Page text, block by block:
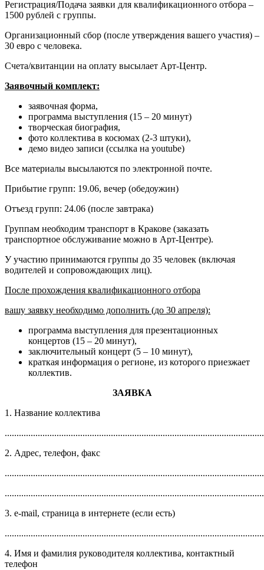
Регистрация/Подача заявки для квалификационного отбора –
1500 рублей с группы.
Организационный сбор (после утверждения вашего участия) –
30 евро с человека.
Счета/квитанции на оплату высылает Арт-Центр.
Заявочный комплект:
заявочная форма,
программа выступления (15 – 20 минут)
творческая биография,
фото коллектива в косюмах (2-3 штуки),
демо видео записи (ссылка на youtube)
Все материалы высылаются по электронной почте.
Прибытие групп: 19.06, вечер (обедоужин)
Отъезд групп: 24.06 (после завтрака)
Группам необходим транспорт в Кракове (заказать
транспортное обслуживание можно в Арт-Центре).
У участию принимаются группы до 35 человек (включая
водителей и сопровождающих лиц).
После прохождения квалификационного отбора
вашу заявку необходимо дополнить (до 30 апреля):
программа выступления для презентационных
концертов (15 – 20 минут),
заключительный концерт (5 – 10 минут),
краткая информация о регионе, из которого приезжает
коллектив.
ЗАЯВКА
1. Название коллектива
2. Адрес, телефон, факс
3. e-mail, страница в интернете (если есть)
4. Имя и фамилия руководителя коллектива, контактный
телефон